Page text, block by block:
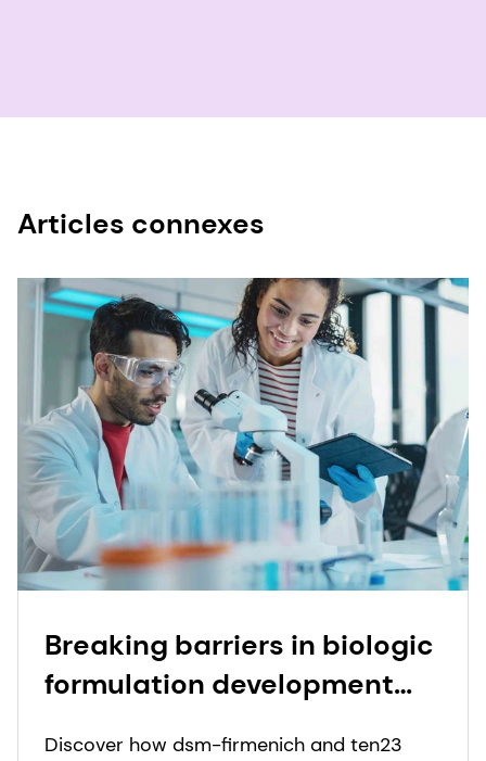
Articles connexes
Breaking barriers in biologic
formulation development
Discover how dsm-firmenich and ten23